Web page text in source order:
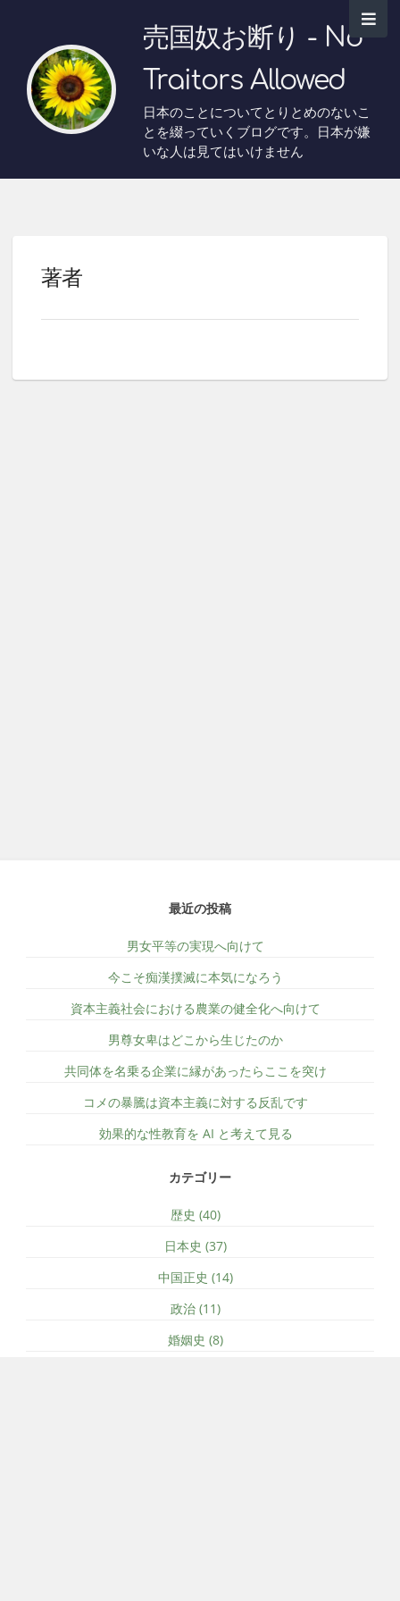
売国奴お断り - No
Traitors Allowed
日本のことについてとりとめのないこ
とを綴っていくブログです。日本が嫌
いな人は見てはいけません
著者
最近の投稿
男女平等の実現へ向けて
今こそ痴漢撲滅に本気になろう
資本主義社会における農業の健全化へ向けて
男尊女卑はどこから生じたのか
共同体を名乗る企業に縁があったらここを突け
コメの暴騰は資本主義に対する反乱です
効果的な性教育を AI と考えて見る
カテゴリー
歴史 (40)
日本史 (37)
中国正史 (14)
政治 (11)
婚姻史 (8)